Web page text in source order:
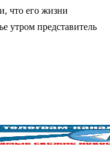
что его жизни
утром представитель